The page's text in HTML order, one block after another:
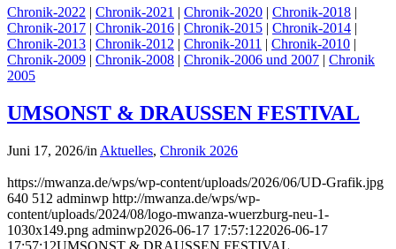
Chronik-2022 | Chronik-2021 | Chronik-2020 | Chronik-2018 |
Chronik-2017 | Chronik-2016 | Chronik-2015 | Chronik-2014 |
Chronik-2013 | Chronik-2012 | Chronik-2011 | Chronik-2010 |
Chronik-2009 | Chronik-2008 | Chronik-2006 und 2007 | Chronik
2005
UMSONST & DRAUSSEN FESTIVAL
Juni 17, 2026/in Aktuelles, Chronik 2026
https://mwanza.de/wps/wp-content/uploads/2026/06/UD-Grafik.jpg
640 512 adminwp http://mwanza.de/wps/wp-
content/uploads/2024/08/logo-mwanza-wuerzburg-neu-1-
1030x149.png adminwp2026-06-17 17:57:122026-06-17
17:57:12UMSONST & DRAUSSEN FESTIVAL